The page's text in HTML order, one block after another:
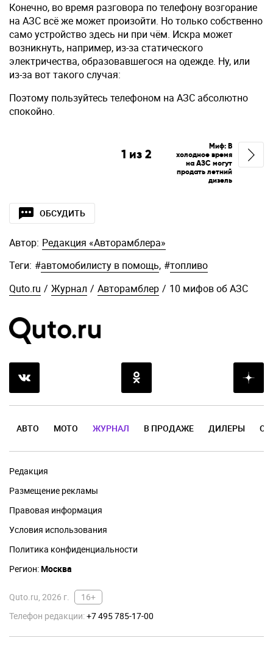
Конечно, во время разговора по телефону возгорание
на АЗС всё же может произойти. Но только собственно
само устройство здесь ни при чём. Искра может
возникнуть, например, из-за статического
электричества, образовавшегося на одежде. Ну, или
из-за вот такого случая:
Поэтому пользуйтесь телефоном на АЗС абсолютно
спокойно.
1 из2
Миф: В
холодное время
на АЗС могут
продать летний
дизель
ОБСУДИТЬ
Автор: Редакция «Авторамблера»
Теги: #автомобилисту в помощь, #топливо
Quto.ru / Журнал / Авторамблер / 10 мифов об АЗС
АВТО МОТО ЖУРНАЛ В ПРОДАЖЕ ДИЛЕРЫ
Редакция
Размещение рекламы
Правовая информация
Условия использования
Политика конфиденциальности
Регион:Москва
Quto.ru, 2026 г.
16+
Телефон редакции:+7 495 785-17-00